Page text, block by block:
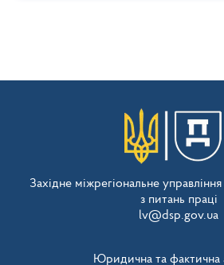
Західне міжрегіональне
з питань праці
lv@dsp.gov.ua
Юридична та фактична